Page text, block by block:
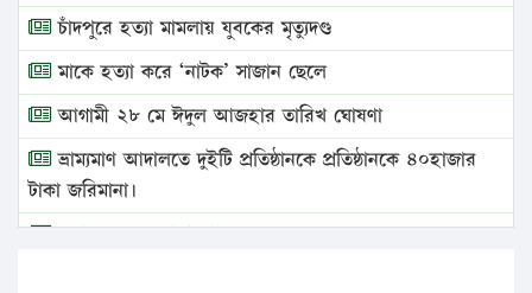
চাঁদপুরে হত্যা মামলায় যুবকের মৃত্যুদণ্ড
মাকে হত্যা করে ‘নাটক’ সাজান ছেলে
আগামী ২৮ মে ঈদুল আজহার তারিখ ঘোষণা
ভ্রাম্যমাণ আদালতে দুইটি প্রতিষ্ঠানকে প্রতিষ্ঠানকে ৪০হাজার
টাকা জরিমানা।
এবার লঞ্চের ভাড়া বাড়ল